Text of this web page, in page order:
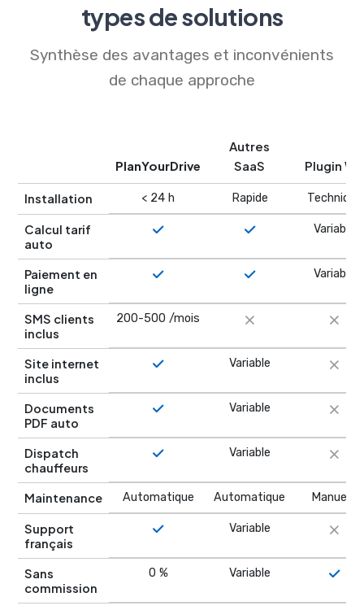
types de solutions
Synthèse des avantages et inconvénients
de chaque approche
PlanYourDrive
Autres
SaaS
Plugin WP
Installation < 24 h Rapide Technique
Calcul tarif
auto
Variable
Paiement en
ligne
Variable
SMS clients
inclus
200-500 /mois
Site internet
inclus
Variable
Documents
PDF auto
Variable
Dispatch
chauffeurs
Variable
Maintenance Automatique Automatique Manuelle
Support
français
Variable
Sans
commission
0 % Variable